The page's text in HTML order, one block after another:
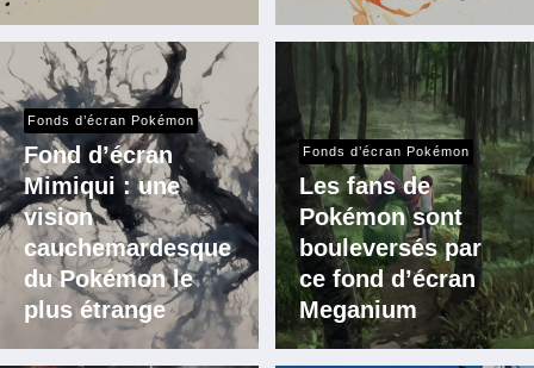
Fonds d’écran Pokémon
Fond d’écran
Mimiqui : une
vision
cauchemardesque
du Pokémon le
plus étrange
Fonds d’écran Pokémon
Les fans de
Pokémon sont
bouleversés par
ce fond d’écran
Meganium